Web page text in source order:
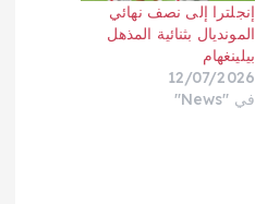
إنجلترا إلى نصف نهائي
المونديال بثنائية المذهل
بيلينغهام
12/07/2026
في "News"